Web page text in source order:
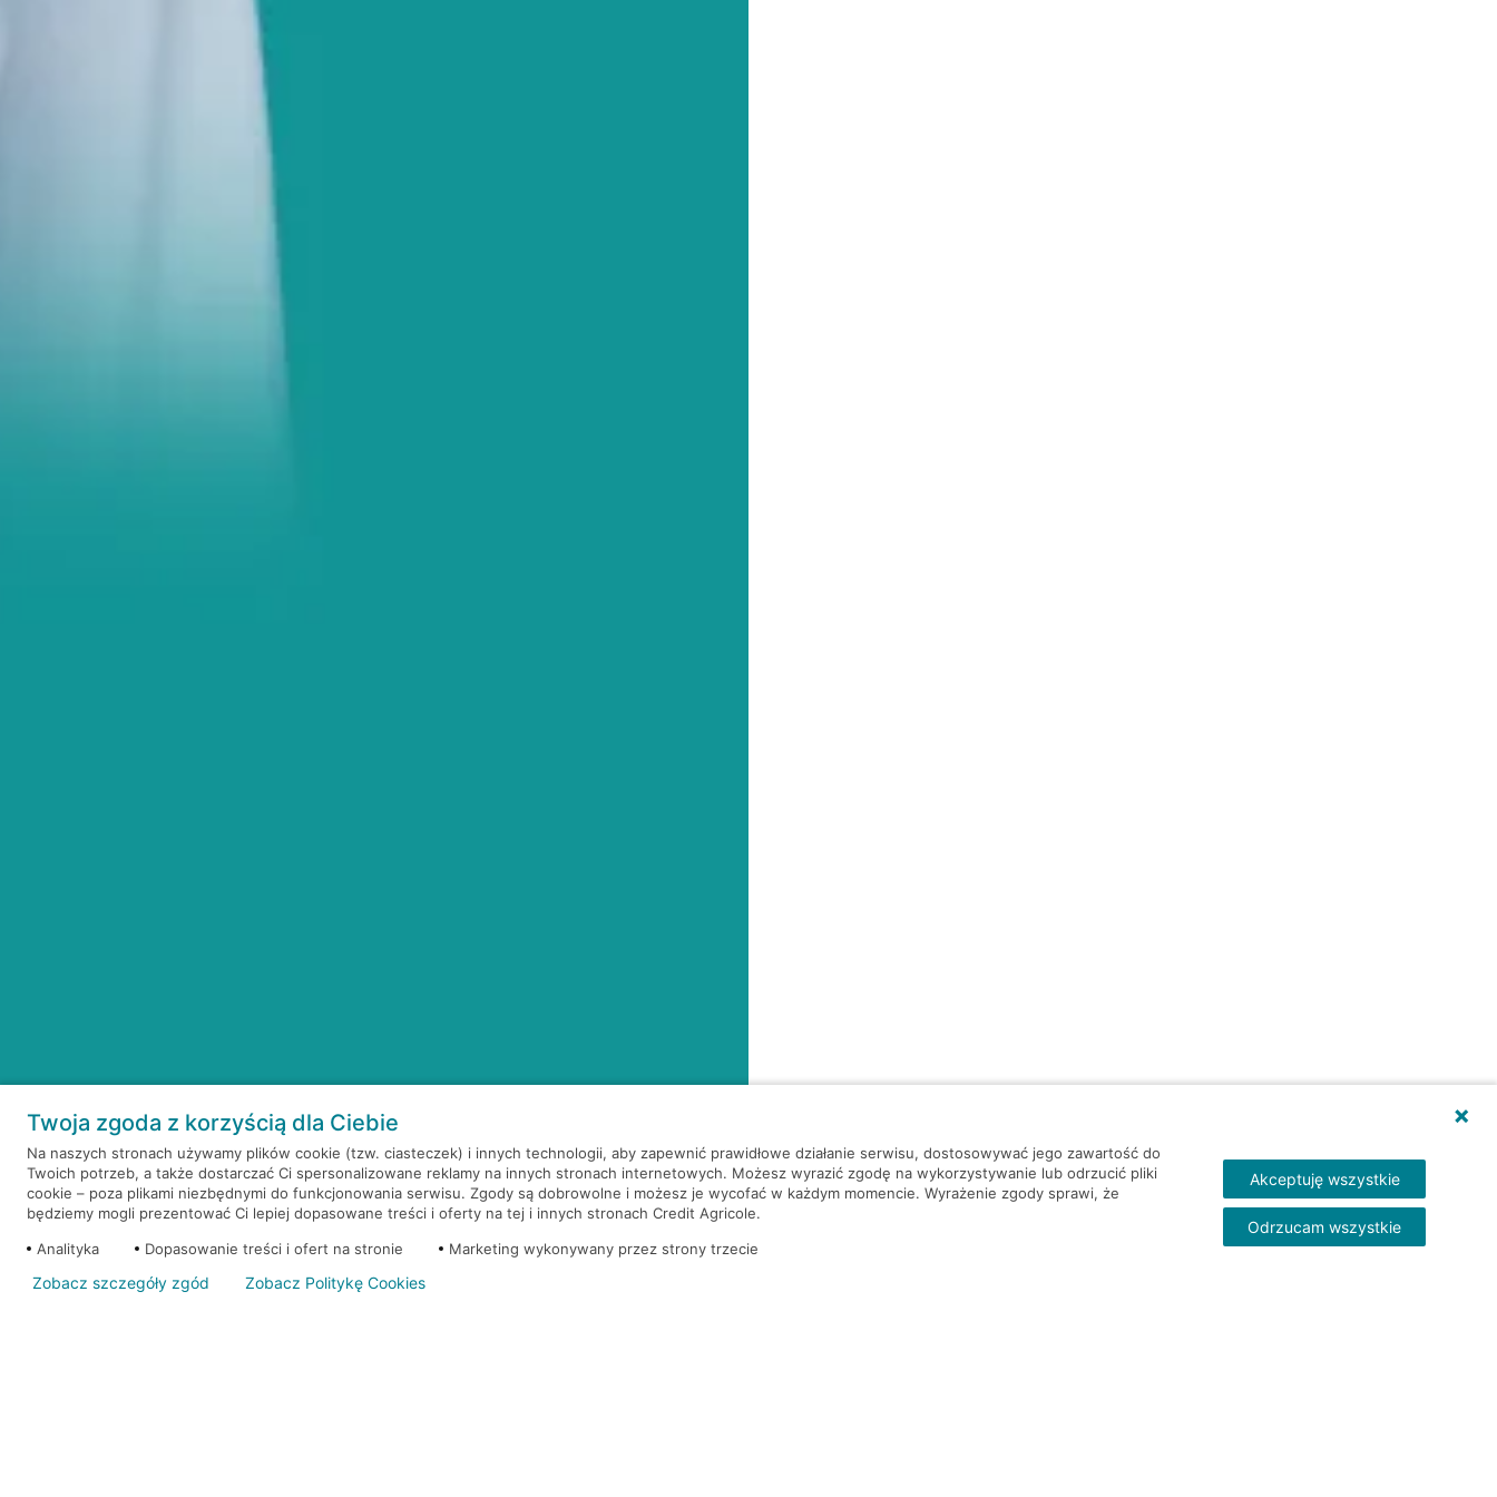
Twoja zgoda z korzyścią dla Ciebie
Na naszych stronach używamy plików cookie (tzw. ciasteczek) i innych technologii, aby zapewnić prawidłowe działanie serwisu, dostosowywać jego zawartość do
Twoich potrzeb, a także dostarczać Ci spersonalizowane reklamy na innych stronach internetowych. Możesz wyrazić zgodę na wykorzystywanie lub odrzucić pliki
cookie – poza plikami niezbędnymi do funkcjonowania serwisu. Zgody są dobrowolne i możesz je wycofać w każdym momencie. Wyrażenie zgody sprawi, że
będziemy mogli prezentować Ci lepiej dopasowane treści i oferty na tej i innych stronach Credit Agricole.
Analityka
Dopasowanie treści i ofert na stronie Marketing wykonywany przez strony trzecie
Akceptuję wszystkie
Odrzucam wszystkie
Zobacz szczegóły zgód Zobacz Politykę Cookies